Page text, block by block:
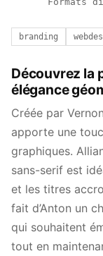
branding
Découvrez la
élégance
Créée par
apporte une
graphiques.
sans-serif est
et les titres
fait d’Anton un
qui souhaitent
tout en